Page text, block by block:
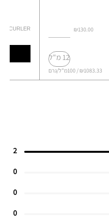
CURLER ₪130.00
12 מ"ל
₪1083.33 / 100מ"ל/גרם
2
0
0
0